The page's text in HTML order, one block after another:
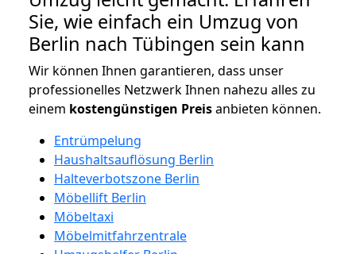
Sie, wie einfach ein Umzug von
Berlin nach Tübingen sein kann
Wir können Ihnen garantieren, dass unser
professionelles Netzwerk Ihnen nahezu alles zu
einem kostengünstigen Preisanbieten können.
Entrümpelung
Haushaltsauflösung Berlin
Halteverbotszone Berlin
Möbellift Berlin
Möbeltaxi
Möbelmitfahrzentrale